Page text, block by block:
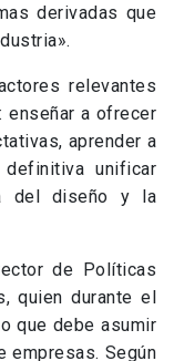
derivadas que
relevantes
enseñar a ofrecer
aprender a
unificar
del diseño y la
de Políticas
quien durante el
que debe asumir
empresas. Según